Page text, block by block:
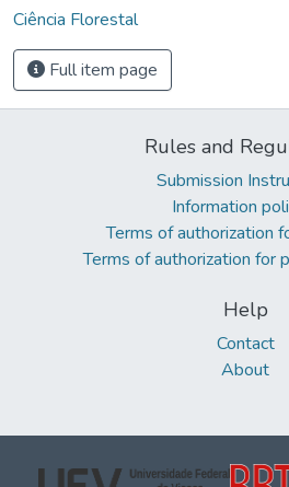
Ciência Florestal
Full item page
Rules and
Submission
Information
Terms of authorization
Terms of authorization for
Help
Contact
About